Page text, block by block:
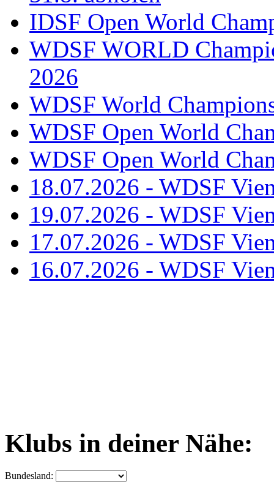
IDSF Open World
WDSF WORLD
2026
WDSF World
WDSF Open World
WDSF Open World
18.07.2026 - WDSF
19.07.2026 - WDSF
17.07.2026 - WDSF
16.07.2026 - WDSF
Klubs in deiner Nähe:
Bundesland: